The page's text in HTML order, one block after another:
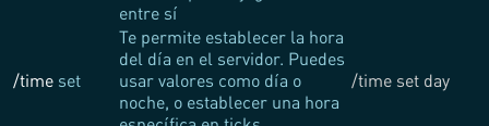
entre sí
/time set
Te permite establecer la hora
del día en el servidor. Puedes
usar valores como día o
noche, o establecer una hora
/time set day